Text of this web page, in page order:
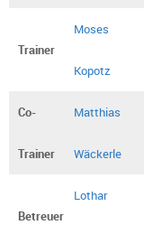
Trainer
Moses
Kopotz
Co-
Trainer
Matthias
Wäckerle
Betreuer
Lothar